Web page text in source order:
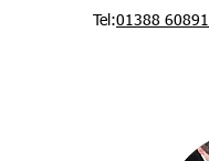
Tel:01388